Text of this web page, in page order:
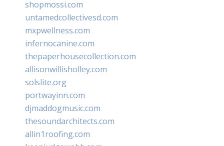
shopmossi.com
untamedcollectivesd.com
mxpwellness.com
infernocanine.com
thepaperhousecollection.com
allisonwillisholley.com
solslite.org
portwayinn.com
djmaddogmusic.com
thesoundarchitects.com
allin1roofing.com